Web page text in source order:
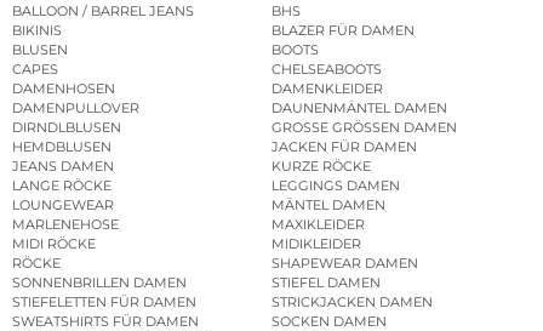
BALLOON / BARREL JEANS
BHS
BIKINIS
BLAZER FÜR DAMEN
BLUSEN
BOOTS
CAPES
CHELSEABOOTS
DAMENHOSEN
DAMENKLEIDER
DAMENPULLOVER
DAUNENMÄNTEL DAMEN
DIRNDLBLUSEN
GROSSE GRÖSSEN DAMEN
HEMDBLUSEN
JACKEN FÜR DAMEN
JEANS DAMEN
KURZE RÖCKE
LANGE RÖCKE
LEGGINGS DAMEN
LOUNGEWEAR
MÄNTEL DAMEN
MARLENEHOSE
MAXIKLEIDER
MIDI RÖCKE
MIDIKLEIDER
RÖCKE
SHAPEWEAR DAMEN
SONNENBRILLEN DAMEN
STIEFEL DAMEN
STIEFELETTEN FÜR DAMEN
STRICKJACKEN DAMEN
SWEATSHIRTS FÜR DAMEN
SOCKEN DAMEN